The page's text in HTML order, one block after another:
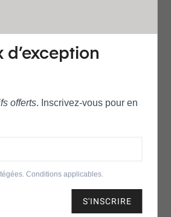
, coté mouvement la marque
pas à sa réputation de fiabilité
80 avec son autonomie de 80
montres.fr et de la boutique
grands hommes à Bordeaux vous
montre à l’eau froide lors de vos
en piscine pour éliminer le sel ou le
offerts. Inscrivez‑vous pour en
Conditions applicables.
S'INSCRIRE